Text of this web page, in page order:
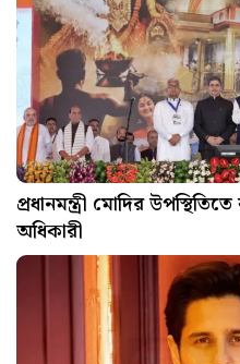
প্রধানমন্ত্রী মোদির
অধিকারী